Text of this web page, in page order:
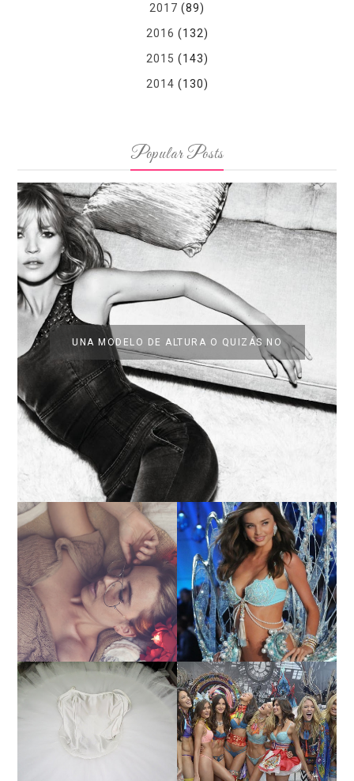
2017 (89)
2016 (132)
2015 (143)
2014 (130)
Popular Posts
UNA MODELO DE ALTURA O QUIZÁS NO
LA BAILARINA BLANCA
DE LA CRUZ O COMO
REINVENTARSE ANTE
LA ADVERSIDAD.
LA ALTURA DE LAS
MODELOS MAS ALTAS
TUTORIAL PARA HACER
UN TUTÚ DE BALLET DE
PLATO CON ARO.
¿QUIERES SABER LA
EDAD Y ALTURA DE LAS
MODELOS VICTORIA'S
SECRET 2017?